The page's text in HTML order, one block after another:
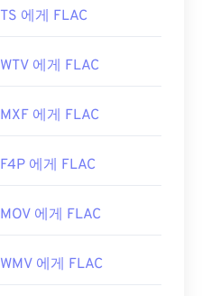
TS 에게 FLAC
WTV 에게 FLAC
MXF 에게 FLAC
F4P 에게 FLAC
MOV 에게 FLAC
WMV 에게 FLAC